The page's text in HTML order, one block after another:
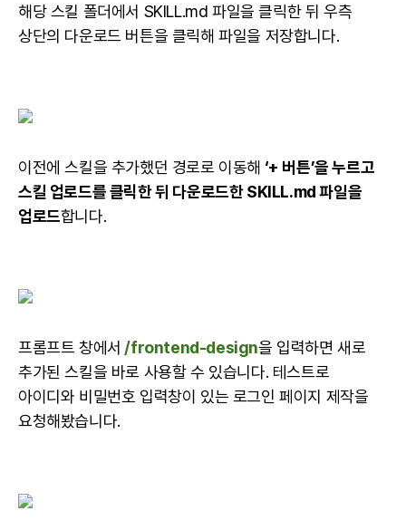
해당 스킬 폴더에서 SKILL.md 파일을 클릭한 뒤 우측
상단의 다운로드 버튼을 클릭해 파일을 저장합니다.
이전에 스킬을 추가했던 경로로 이동해 ‘+ 버튼’을 누르고
스킬 업로드를 클릭한 뒤 다운로드한 SKILL.md 파일을
업로드합니다.
프롬프트 창에서 /frontend-design을 입력하면 새로
추가된 스킬을 바로 사용할 수 있습니다. 테스트로
아이디와 비밀번호 입력창이 있는 로그인 페이지 제작을
요청해봤습니다.